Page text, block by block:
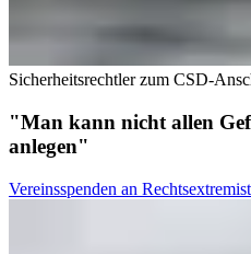
Sicherheitsrechtler zum CSD-
"Man kann nicht allen
anlegen"
Vereinsspenden an